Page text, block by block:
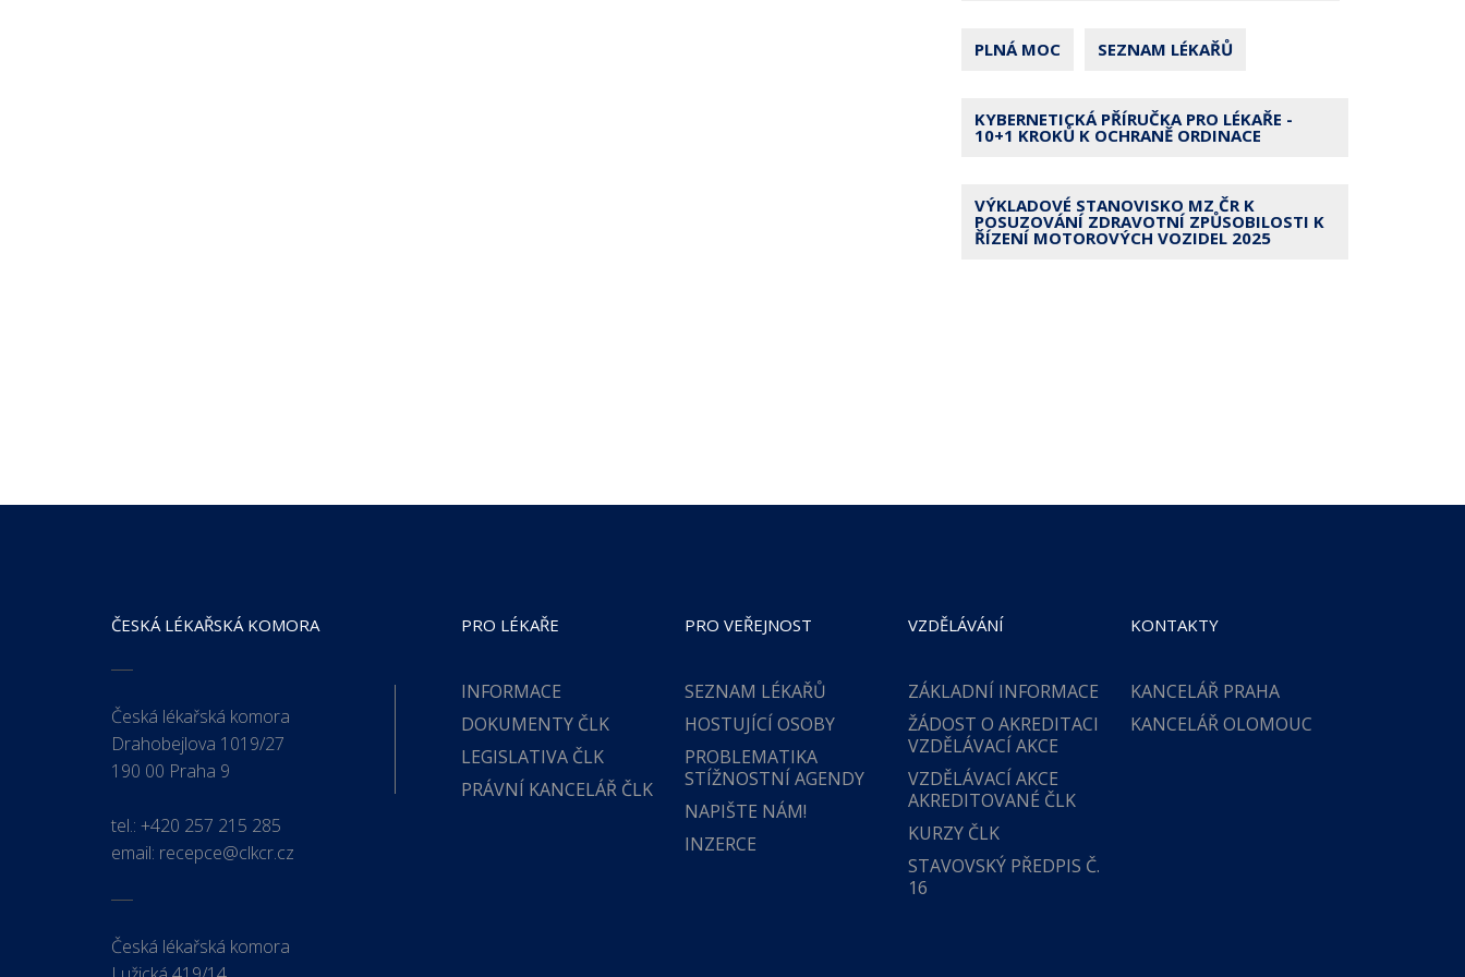
PLNÁ MOC SEZNAM LÉKAŘŮ
KYBERNETICKÁ PŘÍRUČKA PRO LÉKAŘE -
10+1 KROKŮ K OCHRANĚ ORDINACE
VÝKLADOVÉ STANOVISKO MZ ČR K
POSUZOVÁNÍ ZDRAVOTNÍ ZPŮSOBILOSTI K
ŘÍZENÍ MOTOROVÝCH VOZIDEL 2025
ČESKÁ LÉKAŘSKÁ KOMORA
Česká lékařská komora
Drahobejlova 1019/27
190 00 Praha 9
tel.: +420 257 215 285
email: recepce@clkcr.cz
Česká lékařská komora
PRO LÉKAŘE
INFORMACE
DOKUMENTY ČLK
LEGISLATIVA ČLK
PRÁVNÍ KANCELÁŘ ČLK
PRO VEŘEJNOST
SEZNAM LÉKAŘŮ
HOSTUJÍCÍ OSOBY
PROBLEMATIKA
STÍŽNOSTNÍ AGENDY
NAPIŠTE NÁM!
INZERCE
VZDĚLÁVÁNÍ
ZÁKLADNÍ INFORMACE
ŽÁDOST O AKREDITACI
VZDĚLÁVACÍ AKCE
VZDĚLÁVACÍ AKCE
AKREDITOVANÉ ČLK
KURZY ČLK
STAVOVSKÝ PŘEDPIS Č.
16
KONTAKTY
KANCELÁŘ PRAHA
KANCELÁŘ OLOMOUC